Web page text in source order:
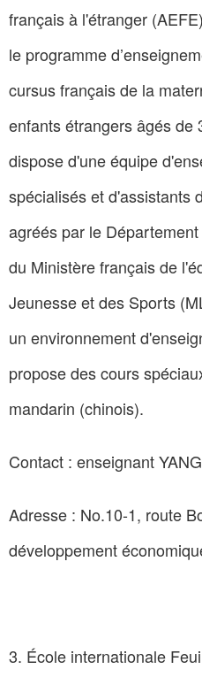
français à l'étranger
le programme
cursus français de la
enfants étrangers âgés de
dispose d'une équipe
spécialisés et d'assistants
agréés par le
du Ministère français de
Jeunesse et des Sports
un environnement
propose des cours
mandarin (chinois).
Contact : enseignant
Adresse : No.10-1, route
développement
3. École internationale